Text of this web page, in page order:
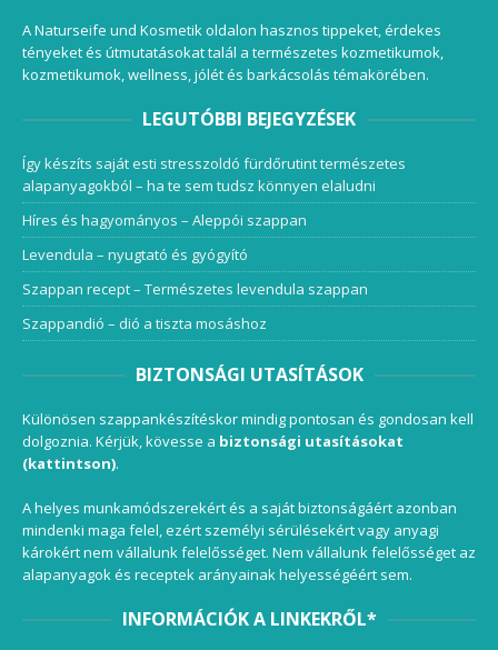
A Naturseife und Kosmetik oldalon hasznos tippeket, érdekes
tényeket és útmutatásokat talál a természetes kozmetikumok,
kozmetikumok, wellness, jólét és barkácsolás témakörében.
LEGUTÓBBI BEJEGYZÉSEK
Így készíts saját esti stresszoldó fürdőrutint természetes
alapanyagokból – ha te sem tudsz könnyen elaludni
Híres és hagyományos – Aleppói szappan
Levendula – nyugtató és gyógyító
Szappan recept – Természetes levendula szappan
Szappandió – dió a tiszta mosáshoz
BIZTONSÁGI UTASÍTÁSOK
Különösen szappankészítéskor mindig pontosan és gondosan kell
dolgoznia. Kérjük, kövesse a biztonsági utasításokat
(kattintson).
A helyes munkamódszerekért és a saját biztonságáért azonban
mindenki maga felel, ezért személyi sérülésekért vagy anyagi
károkért nem vállalunk felelősséget. Nem vállalunk felelősséget az
alapanyagok és receptek arányainak helyességéért sem.
INFORMÁCIÓK A LINKEKRŐL*